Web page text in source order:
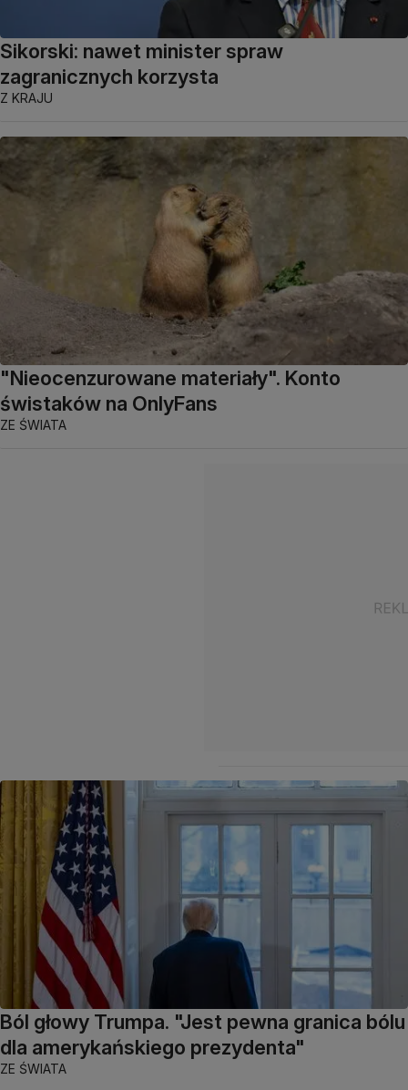
Sikorski: nawet minister spraw
zagranicznych korzysta
Z KRAJU
"Nieocenzurowane materiały". Konto
świstaków na OnlyFans
ZE ŚWIATA
Ból głowy Trumpa. "Jest pewna granica bólu
dla amerykańskiego prezydenta"
ZE ŚWIATA